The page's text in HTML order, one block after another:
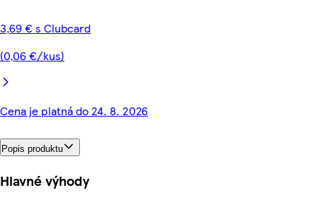
3,69 € s Clubcard
(0,06 €/kus)
Cena je platná do 24. 8. 2026
Popis produktu
Hlavné výhody